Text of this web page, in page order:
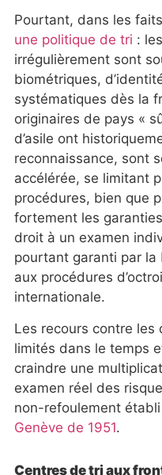
Pourtant, dans les
une politique de tri :
irrégulièrement sont
biométriques,
systématiques dès la
originaires de pays «
d’asile ont
reconnaissance, sont
accélérée, se limitant
procédures, bien que
fortement les
droit à un examen
pourtant garanti par la
aux procédures
internationale.
Les recours contre les
limités dans le temps
craindre une
examen réel des
non-refoulement
Genève de 1951.
Centres de tri aux